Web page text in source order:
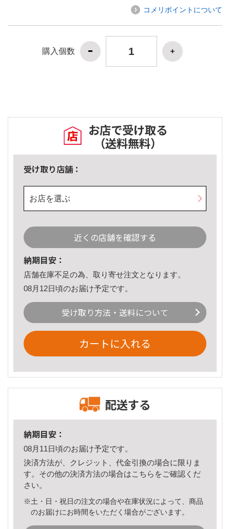
コメリポイントについて
購入個数
お店で受け取る
（送料無料）
受け取り店舗：
お店を選ぶ
近くの店舗を確認する
納期目安：
店舗在庫不足の為、取り寄せ注文となります。
08月12日頃のお届け予定です。
受け取り方法・送料について
カートに入れる
配送する
納期目安：
08月11日頃のお届け予定です。
決済方法が、クレジット、代金引換の場合に限りま
す。その他の決済方法の場合はこちら をご確認くだ
さい。
※土・日・祝日の注文の場合や在庫状況によって、商品
のお届けにお時間をいただく場合がございます。